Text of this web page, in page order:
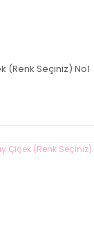
(Renk Seçiniz) No1